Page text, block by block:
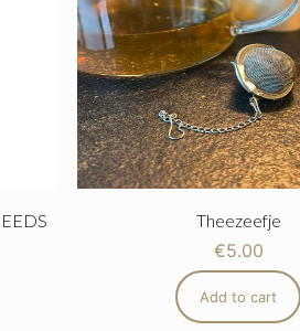
Theezeefje
€5.00
Add to cart